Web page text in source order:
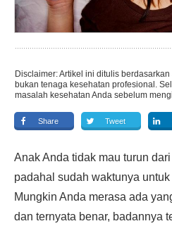
Disclaimer: Artikel ini ditulis
bukan tenaga kesehatan profesional.
masalah kesehatan Anda sebelum
Share Tweet
Anak Anda tidak mau turun
padahal sudah waktunya
Mungkin Anda merasa ada
dan ternyata benar, badannya